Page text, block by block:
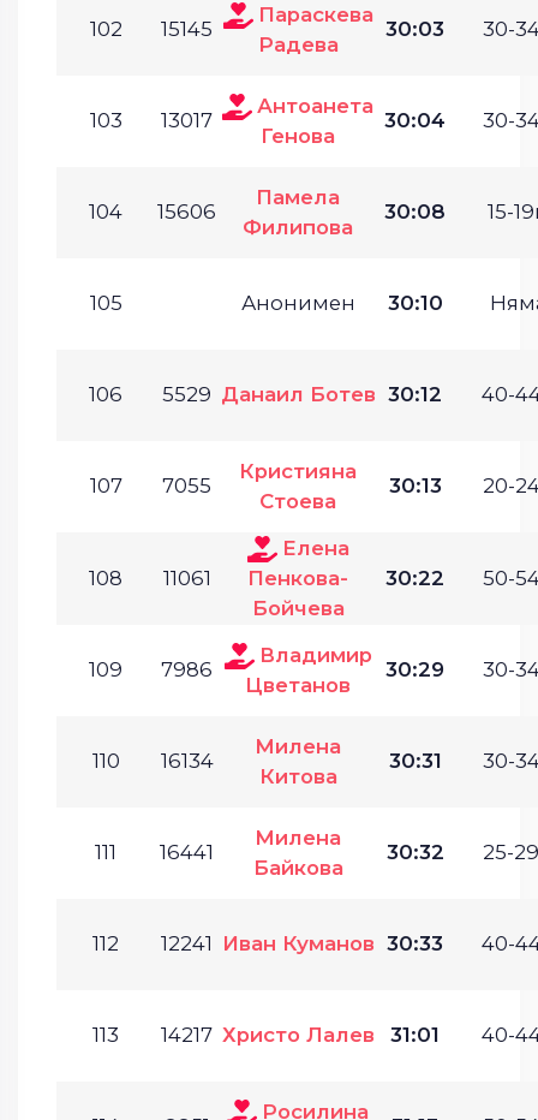
102 15145
Параскева
Радева
30:03 30-
103 13017
Антоанета
Генова
30:04 30-
104 15606
Памела
Филипова
30:08 15-
105 Анонимен 30:10
106 5529 Данаил Ботев 30:12 40-
107 7055
Кристияна
Стоева
30:13 20-
108 11061
Елена
Пенкова-
Бойчева
30:22 50-
109 7986
Владимир
Цветанов
30:29 30-
110 16134
Милена
Китова
30:31 30-
111 16441
Милена
Байкова
30:32 25-
112 12241 Иван Куманов 30:33 40-
113 14217 Христо Лалев 31:01 40-
Росилина